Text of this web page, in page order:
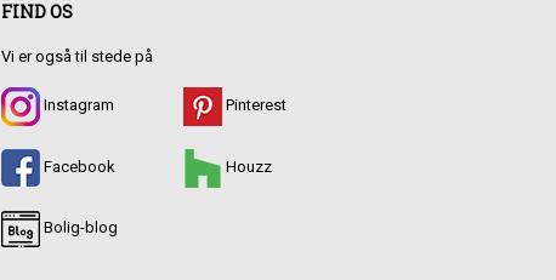
FIND OS
Vi er også til stede på
Instagram
Facebook
Bolig-blog
Pinterest
Houzz